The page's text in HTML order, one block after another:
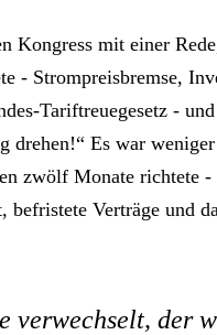
Kongress mit einer
- Strompreisbremse,
Tariftreuegesetz -
drehen!“ Es war
zwölf Monate richtete -
Verträge und
verwechselt, der